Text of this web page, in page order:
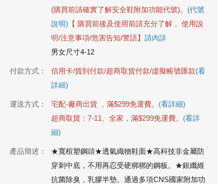
(購買前請確實了解安全鞋附加功能代號)。 (代號
說明) 【 購買前後及使用前請充分了解， 使用說
明/注意事項/危害告知/警語】 請內詳
男女尺寸4-12
付款方式： 信用卡/貨到付款/超商取貨付款/虛擬帳號匯款(看
詳細)
運送方式： 宅配-廠商出貨 ，滿$299免運費。 (看詳細)
超商取貨：7-11、全家，滿$299免運費。 (看詳
細)
產品簡述：
★寬楦塑鋼頭★透氣織物鞋面★高科技非金屬防
穿刺中底，不用再忍受硬梆梆的鋼板。★銀纖維
抗菌除臭，乳膠半墊。通過多項CNS國家附加功